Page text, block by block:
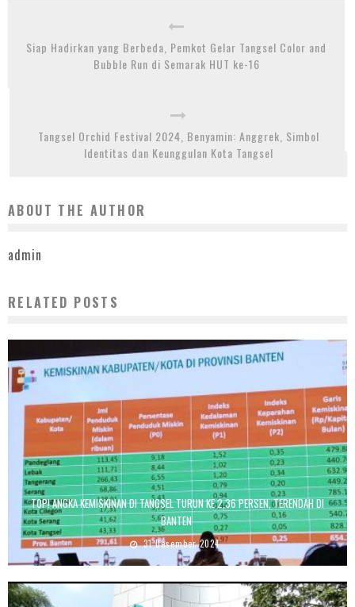
Siap Hadirkan yang Berbeda, Pemkot Gelar Tangsel Color and
Bubble Run di Semarak HUT ke-16
Tangsel Orchid Festival 2024, Benyamin: Anggrek, Simbol
Identitas dan Keunggulan Kota Tangsel
ABOUT THE AUTHOR
admin
RELATED POSTS
TOP! ANGKA KEMISKINAN DI TANGSEL TURUN KE 2,36 PERSEN, TERENDAH DI
BANTEN
31 Desember 2024